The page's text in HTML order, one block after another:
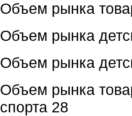
Объем рынка
Объем рынка
Объем рынка
Объем рынка
спорта 28